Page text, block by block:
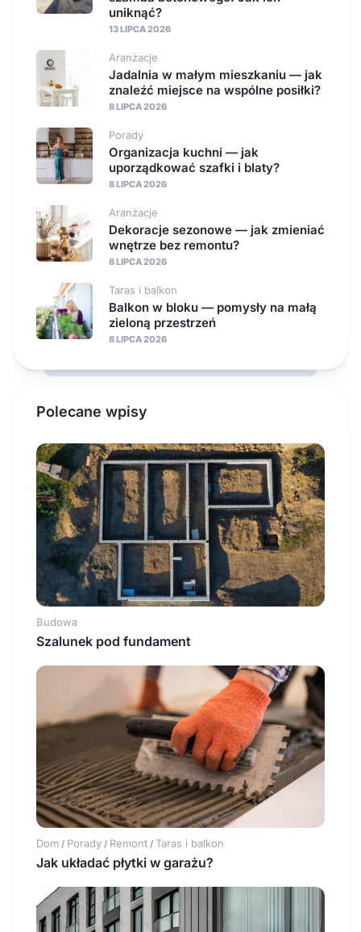
uniknąć?
13 LIPCA 2026
Aranżacje
Jadalnia w małym mieszkaniu — jak
znaleźć miejsce na wspólne posiłki?
8 LIPCA 2026
Porady
Organizacja kuchni — jak
uporządkować szafki i blaty?
8 LIPCA 2026
Aranżacje
Dekoracje sezonowe — jak zmieniać
wnętrze bez remontu?
8 LIPCA 2026
Taras i balkon
Balkon w bloku — pomysły na małą
zieloną przestrzeń
8 LIPCA 2026
Polecane wpisy
Budowa
Szalunek pod fundament
Dom / Porady / Remont / Taras i balkon
Jak układać płytki w garażu?